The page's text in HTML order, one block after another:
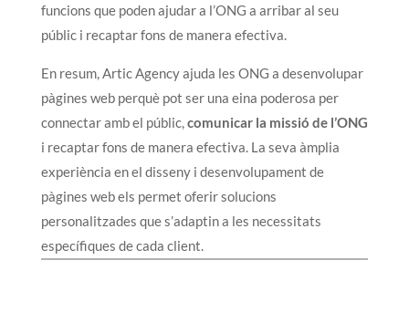
funcions que poden ajudar a l’ONG a arribar al seu
públic i recaptar fons de manera efectiva.
En resum, Artic Agency ajuda les ONG a desenvolupar
pàgines web perquè pot ser una eina poderosa per
connectar amb el públic,comunicar la missió de l’ONG
i recaptar fons de manera efectiva. La seva àmplia
experiència en el disseny i desenvolupament de
pàgines web els permet oferir solucions
personalitzades que s’adaptin a les necessitats
específiques de cada client.